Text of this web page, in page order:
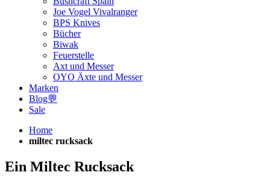
Joe Vogel Vivalranger
BPS Knives
Bücher
Biwak
Feuerstelle
Axt und Messer
OYO Äxte und Messer
Marken
Blog💬
Sale
Home
miltec rucksack
Ein Miltec Rucksack